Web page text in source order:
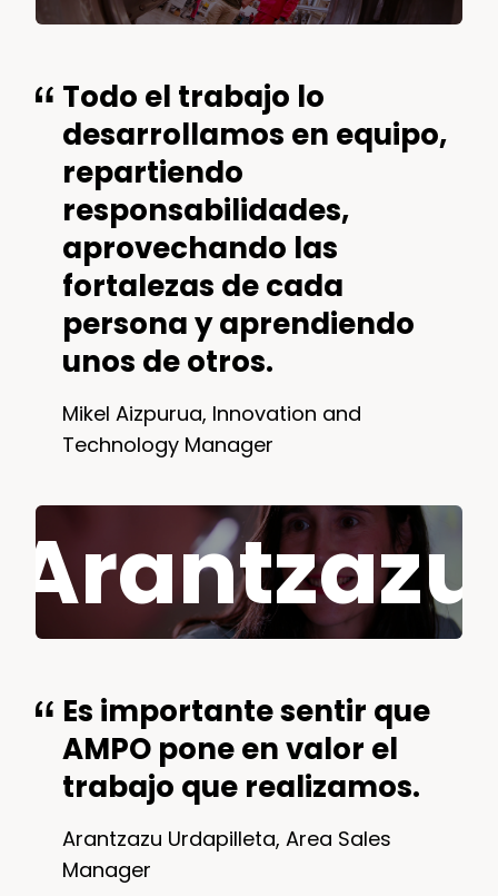
Todo el trabajo lo
desarrollamos en equipo,
repartiendo
responsabilidades,
aprovechando las
fortalezas de cada
persona y aprendiendo
unos de otros.
Mikel Aizpurua, Innovation and
Technology Manager
Arantzazu
Es importante sentir que
AMPO pone en valor el
trabajo que realizamos.
Arantzazu Urdapilleta, Area Sales
Manager